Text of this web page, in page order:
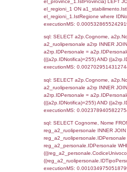
`userlevelid` =
sql: SELECT
`userlevels`,
sql: SELECT
WHERE
sql: SELECT
executionMS:
sql: SELECT
localita,